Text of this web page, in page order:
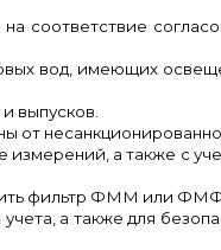
соответствие
вод, имеющих
выпусков.
а также с
фильтр ФММ или
а также для